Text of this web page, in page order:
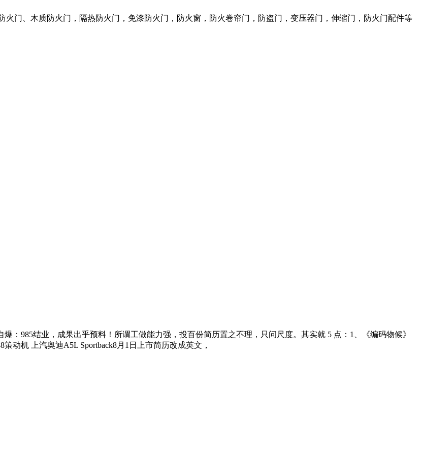
门、木质防火门，隔热防火门，免漆防火门，防火窗，防火卷帘门，防盗门，变压器门，伸缩门，防火门配件等
985结业，成果出乎预料！所谓工做能力强，投百份简历置之不理，只问尺度。其实就 5 点：1、《编码物候》
动机 上汽奥迪A5L Sportback8月1日上市简历改成英文，